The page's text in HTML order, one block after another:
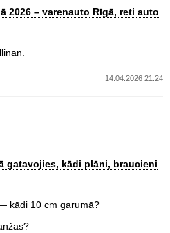
2026 – varenauto Rīgā, reti auto
14.04.2026 21:24
gatavojies, kādi plāni, braucieni
kādi 10 cm garumā?